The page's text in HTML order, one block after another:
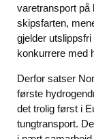
varetransport på
skipsfarten,
gjelder
konkurrere med
Derfor satser
første
det trolig først i
tungtransport.